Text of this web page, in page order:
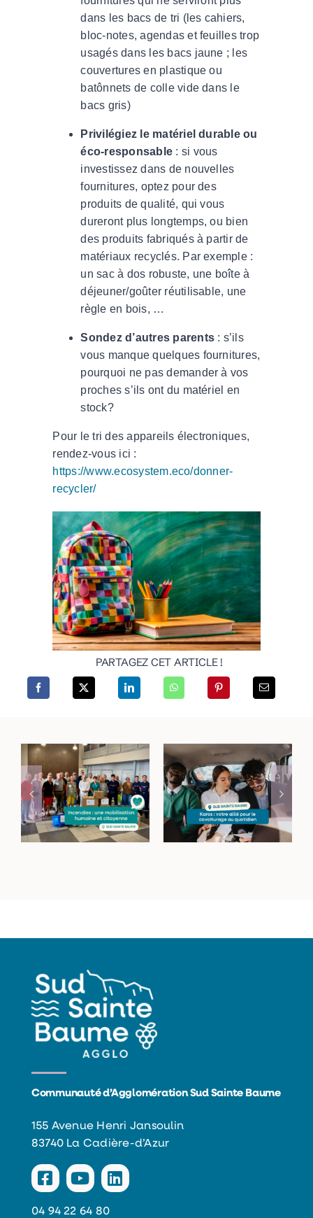
dans les bacs de tri (les cahiers,
bloc-notes, agendas et feuilles trop
usagés dans les bacs jaune ; les
couvertures en plastique ou
batônnets de colle vide dans le
bacs gris)
Privilégiez le matériel durable ou
éco-responsable : si vous
investissez dans de nouvelles
fournitures, optez pour des
produits de qualité, qui vous
dureront plus longtemps, ou bien
des produits fabriqués à partir de
matériaux recyclés. Par exemple :
un sac à dos robuste, une boîte à
déjeuner/goûter réutilisable, une
règle en bois, …
Sondez d’autres parents : s’ils
vous manque quelques fournitures,
pourquoi ne pas demander à vos
proches s’ils ont du matériel en
stock?
Pour le tri des appareils électroniques,
rendez-vous ici :
https://www.ecosystem.eco/donner-
recycler/
PARTAGEZ CET ARTICLE !
Incendies dans le
Haut-Var : une
mobilisation
humaine et
citoyenne
Le covoiturage du
quotidien : simple
et économique
Communauté d’Agglomération Sud Sainte Baume
155 Avenue Henri Jansoulin
83740 La Cadière-d’Azur
04 94 22 64 80